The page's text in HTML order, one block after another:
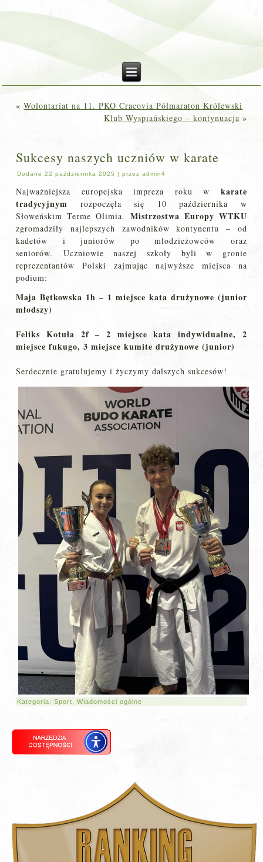
«Wolontariat na 11. PKO Cracovia Półmaraton Królewski
Klub Wyspiańskiego – kontynuacja »
Sukcesy naszych uczniów w karate
Dodane 22 października 2025 |przez admin4
Najważniejsza europejska impreza roku w karate
tradycyjnym rozpoczęła się 10 października w
Słoweńskim Terme Olimia. Mistrzostwa Europy WTKU
zgromadziły najlepszych zawodników kontynentu – od
kadetów i juniorów po młodzieżowców oraz
seniorów. Uczniowie naszej szkoły byli w gronie
reprezentantów Polski zajmując najwyższe miejsca na
podium:
Maja Bętkowska 1h – 1 miejsce kata drużynowe (junior
młodszy)
Feliks Kotuła 2f – 2 miejsce kata indywidualne, 2
miejsce fukugo, 3 miejsce kumite drużynowe (junior)
Serdecznie gratulujemy i życzymy dalszych sukcesów!
Kategoria:Sport ,Wiadomości ogólne